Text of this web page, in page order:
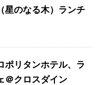
星のなる木）ランチ
ポリタンホテル、ラ
＠クロスダイン